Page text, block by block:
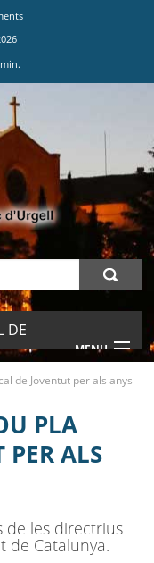
DE
MENU
de Joventut per als anys
PLA
PER ALS
de les directrius
de Catalunya.